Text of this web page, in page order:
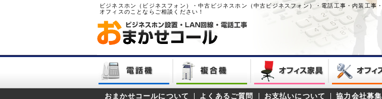
ビジネスホン（ビジネスフォン）・中古ビジネスホン（中古ビジネスフォン）・電話工事・内装工事
オフィスのことならご相談ください！
おまかせコールについて よくあるご質問 お支払いについて 協力会社募集